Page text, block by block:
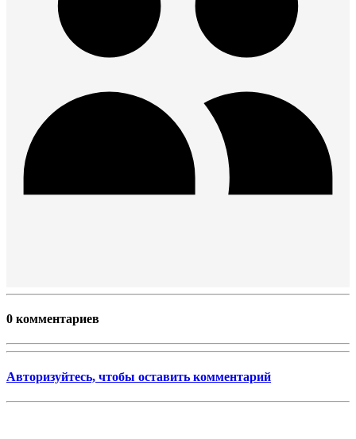
0 комментариев
Авторизуйтесь, чтобы оставить комментарий